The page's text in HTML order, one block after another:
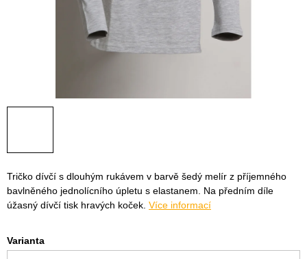
Tričko dívčí s dlouhým rukávem v barvě šedý melír z příjemného
bavlněného jednolícního úpletu s elastanem. Na předním díle
úžasný dívčí tisk hravých koček. Více informací
Varianta